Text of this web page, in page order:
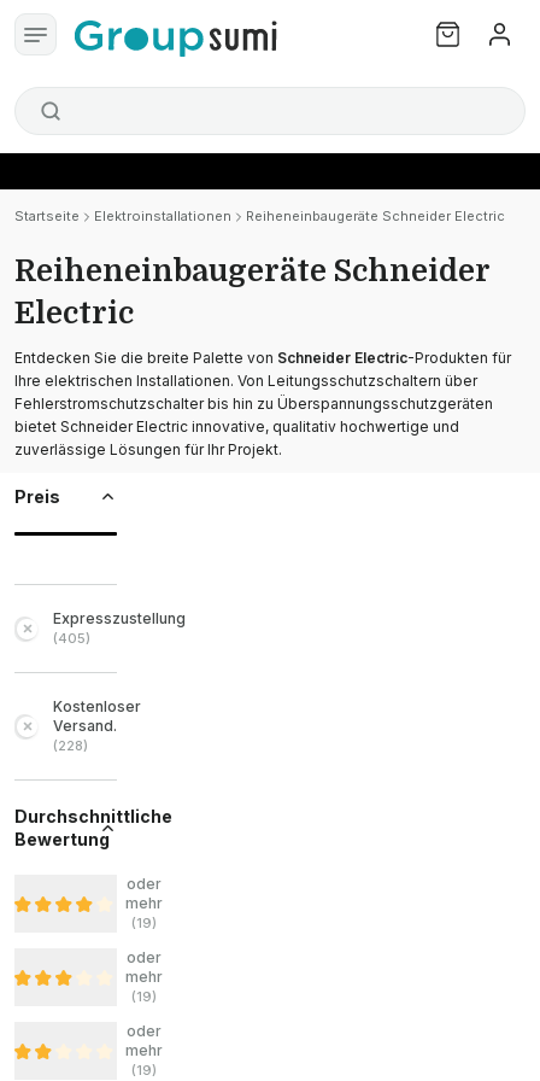
Startseite Elektroinstallationen Reiheneinbaugeräte Schneider Electric
Reiheneinbaugeräte Schneider
Electric
Entdecken Sie die breite Palette von Schneider Electric-Produkten für
Ihre elektrischen Installationen. Von Leitungsschutzschaltern über
Fehlerstromschutzschalter bis hin zu Überspannungsschutzgeräten
bietet Schneider Electric innovative, qualitativ hochwertige und
zuverlässige Lösungen für Ihr Projekt.
Preis
Expresszustellung
(405)
Kostenloser
Versand.
(228)
Durchschnittliche
Bewertung
oder
mehr
(19)
oder
mehr
(19)
oder
mehr
(19)